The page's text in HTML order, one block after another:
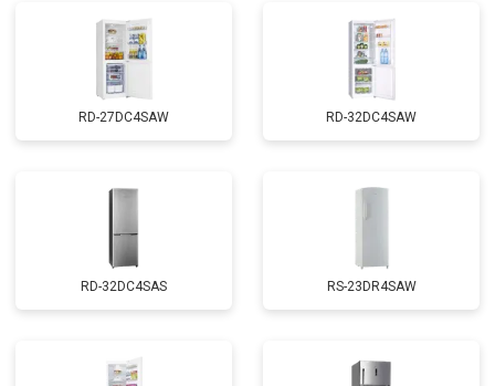
RD-27DC4SAW RD-32DC4SAW
RD-32DC4SAS RS-23DR4SAW